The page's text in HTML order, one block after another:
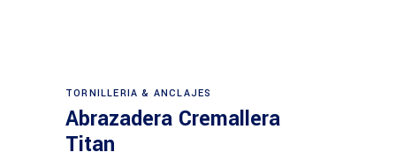
TORNILLERIA & ANCLAJES
Abrazadera Cremallera
Titan